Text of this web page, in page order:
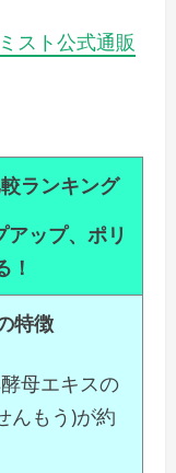
スト公式通販
ランキング
ップ、ポリ
！
特徴
母エキスの
んもう)が約